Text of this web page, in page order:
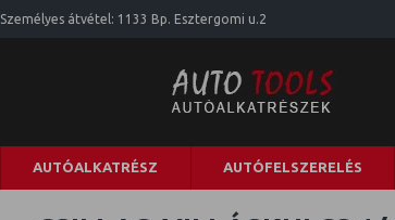
Személyes átvétel: 1133 Bp. Esztergomi u.2
AUTÓALKATRÉSZ AUTÓFELSZERELÉS